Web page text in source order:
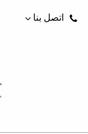
اتصل بنا